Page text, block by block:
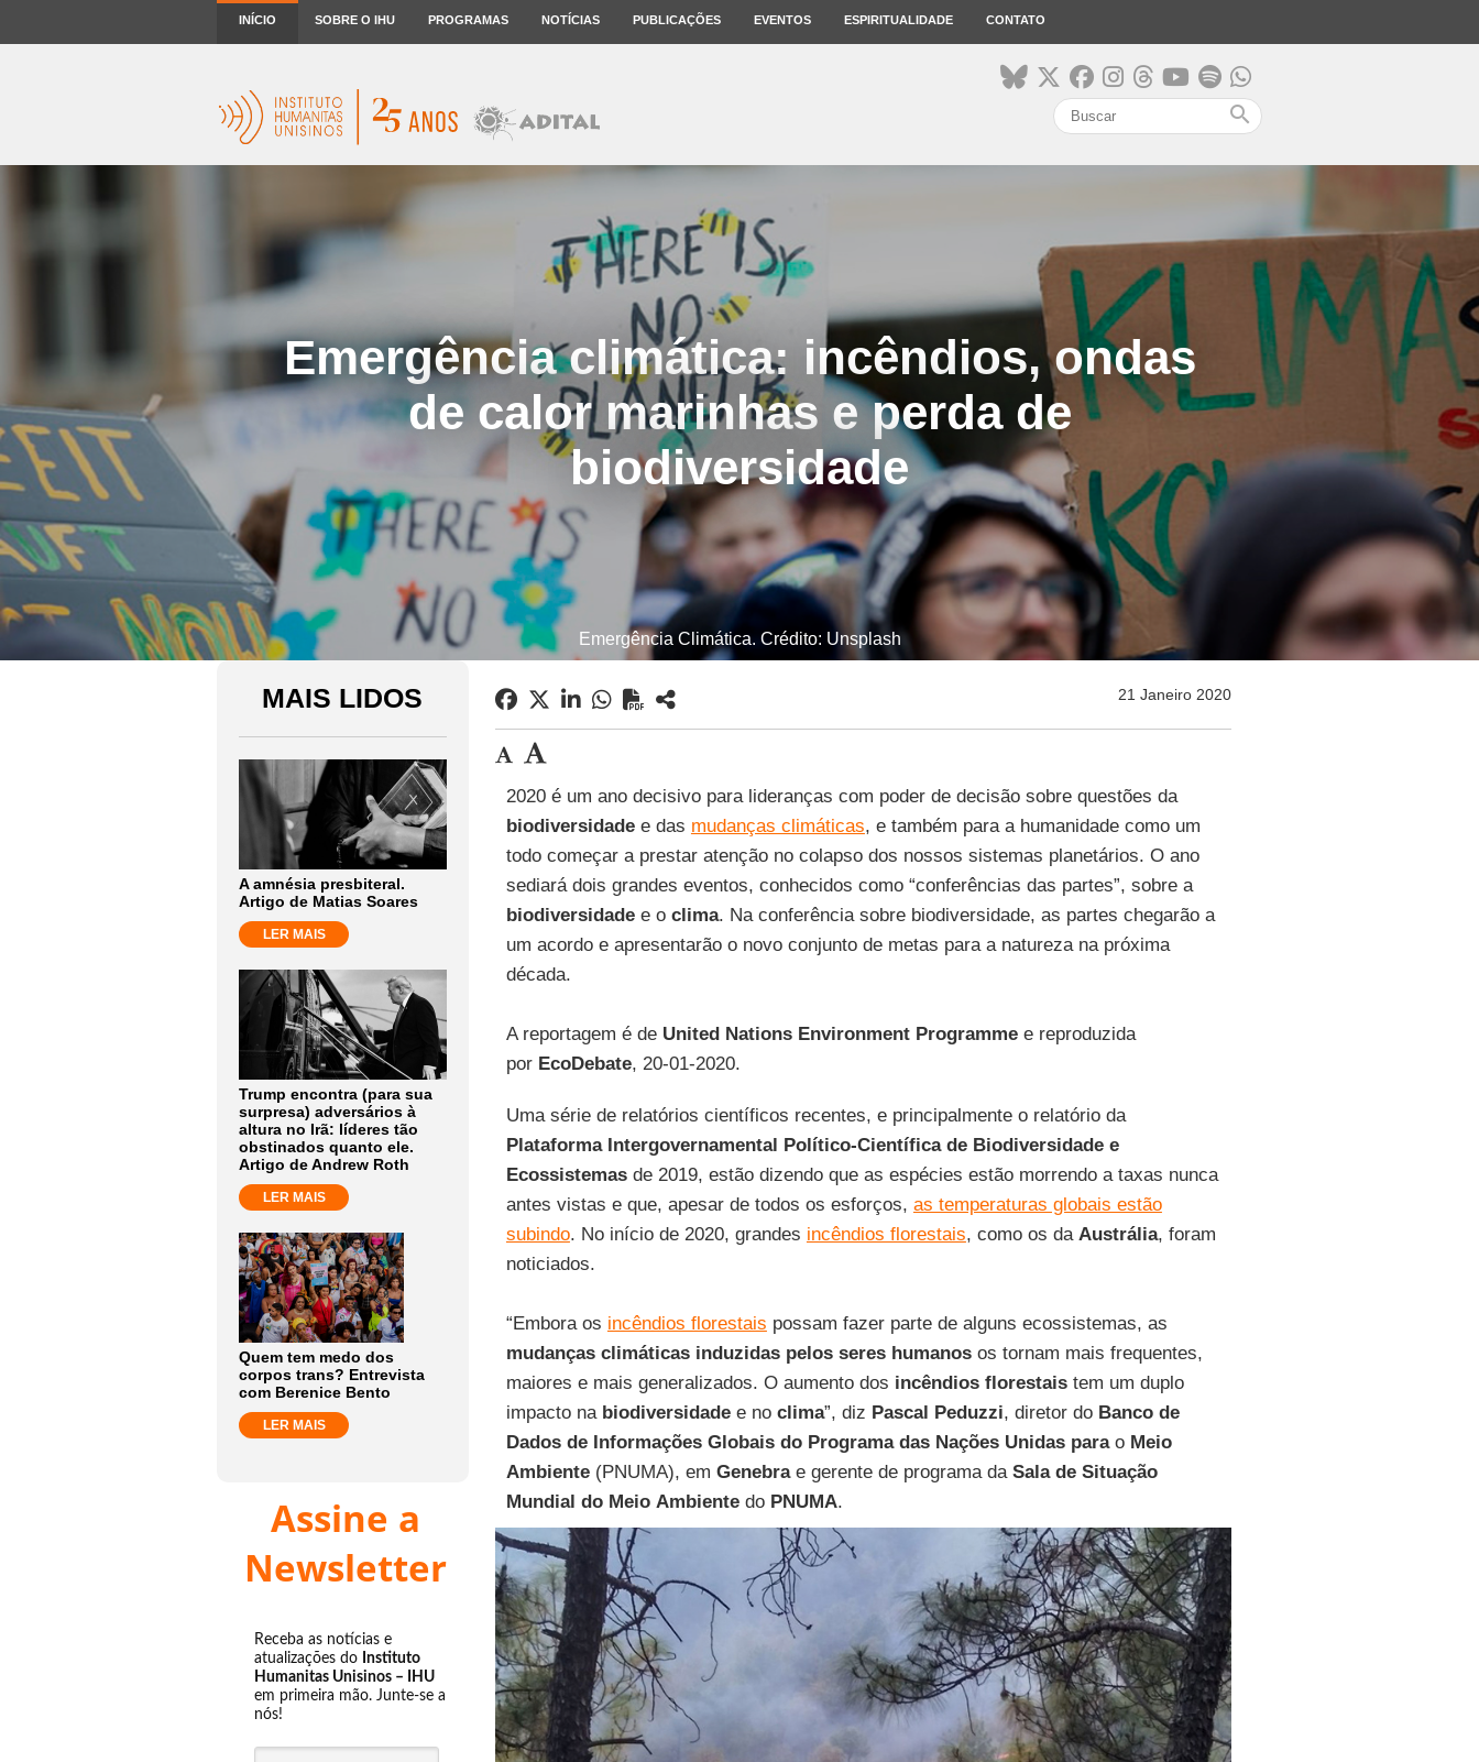
INÍCIO SOBRE O IHU PROGRAMAS NOTÍCIAS PUBLICAÇÕES EVENTOS ESPIRITUALIDADE CONTATO
search
Emergência climática: incêndios, ondas
de calor marinhas e perda de
biodiversidade
Emergência Climática. Crédito: Unsplash
MAIS LIDOS
A amnésia presbiteral.
Artigo de Matias Soares
LER MAIS
Trump encontra (para sua
surpresa) adversários à
altura no Irã: líderes tão
obstinados quanto ele.
Artigo de Andrew Roth
LER MAIS
Quem tem medo dos
corpos trans? Entrevista
com Berenice Bento
LER MAIS
Assine a
Newsletter
Receba as notícias e
atualizações do Instituto
Humanitas Unisinos – IHU
em primeira mão. Junte-se a
nós!
21 Janeiro 2020
2020 é um ano decisivo para lideranças com poder de decisão sobre questões da
biodiversidadee das mudanças climáticas, e também para a humanidade como um
todo começar a prestar atenção no colapso dos nossos sistemas planetários. O ano
sediará dois grandes eventos, conhecidos como “conferências das partes”, sobre a
biodiversidadee o clima. Na conferência sobre biodiversidade, as partes chegarão a
um acordo e apresentarão o novo conjunto de metas para a natureza na próxima
década.
A reportagem é deUnited Nations Environment Programmee reproduzida
por EcoDebate, 20-01-2020.
Uma série de relatórios científicos recentes, e principalmente o relatório da
Plataforma Intergovernamental Político-Científica de Biodiversidade e
Ecossistemasde 2019, estão dizendo que as espécies estão morrendo a taxas nunca
antes vistas e que, apesar de todos os esforços, as temperaturas globais estão
subindo. No início de 2020, grandes incêndios florestais, como os da Austrália, foram
noticiados.
“Embora os incêndios florestais possam fazer parte de alguns ecossistemas, as
mudanças climáticas induzidas pelos seres humanosos tornam mais frequentes,
maiores e mais generalizados. O aumento dos incêndios florestaistem um duplo
impacto na biodiversidadee no clima”, diz Pascal Peduzzi, diretor do Banco de
Dados de Informações Globais do Programa das Nações Unidas para o Meio
Ambiente(PNUMA), em Genebrae gerente de programa da Sala de Situação
Mundial do Meio Ambientedo PNUMA.